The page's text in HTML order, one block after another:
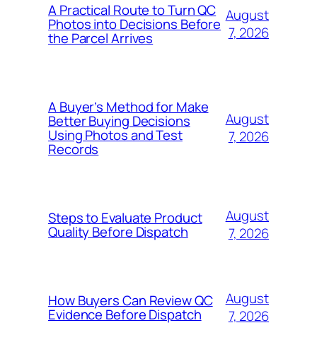
A Practical Route to Turn QC
Photos into Decisions Before
the Parcel Arrives
August
7, 2026
A Buyer’s Method for Make
Better Buying Decisions
Using Photos and Test
Records
August
7, 2026
Steps to Evaluate Product
Quality Before Dispatch
August
7, 2026
How Buyers Can Review QC
Evidence Before Dispatch
August
7, 2026